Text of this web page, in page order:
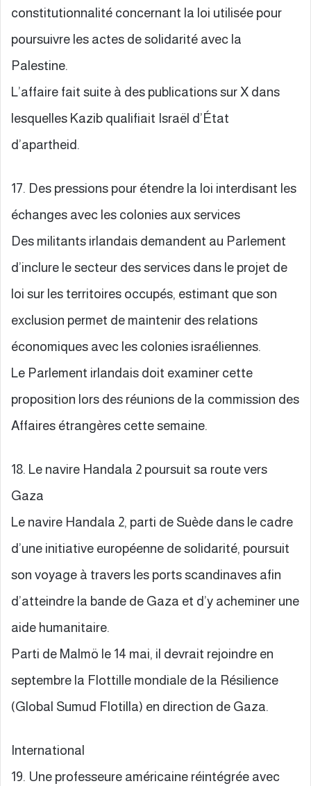
constitutionnalité concernant la loi utilisée pour
poursuivre les actes de solidarité avec la
Palestine.
L’affaire fait suite à des publications sur X dans
lesquelles Kazib qualifiait Israël d’État
d’apartheid.
17. Des pressions pour étendre la loi interdisant les
échanges avec les colonies aux services
Des militants irlandais demandent au Parlement
d’inclure le secteur des services dans le projet de
loi sur les territoires occupés, estimant que son
exclusion permet de maintenir des relations
économiques avec les colonies israéliennes.
Le Parlement irlandais doit examiner cette
proposition lors des réunions de la commission des
Affaires étrangères cette semaine.
18. Le navire Handala 2 poursuit sa route vers
Gaza
Le navire Handala 2, parti de Suède dans le cadre
d’une initiative européenne de solidarité, poursuit
son voyage à travers les ports scandinaves afin
d’atteindre la bande de Gaza et d’y acheminer une
aide humanitaire.
Parti de Malmö le 14 mai, il devrait rejoindre en
septembre la Flottille mondiale de la Résilience
(Global Sumud Flotilla) en direction de Gaza.
International
19. Une professeure américaine réintégrée avec